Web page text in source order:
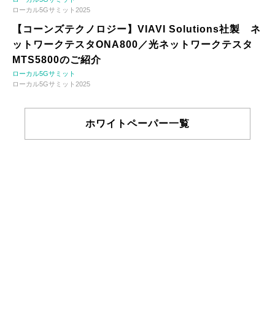
ローカル5Gサミット2025
【コーンズテクノロジー】VIAVI Solutions社製 ネ
ットワークテスタONA800／光ネットワークテスタ
MTS5800のご紹介
ローカル5Gサミット
ローカル5Gサミット2025
ホワイトペーパー一覧